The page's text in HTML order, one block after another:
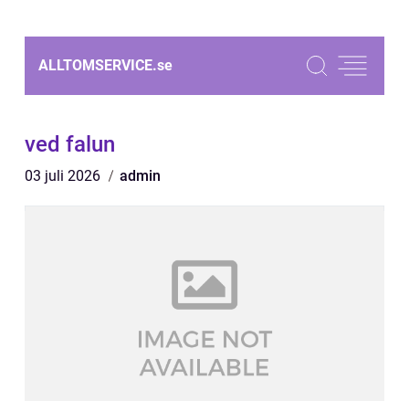
ALLTOMSERVICE.se
ved falun
03 juli 2026 admin